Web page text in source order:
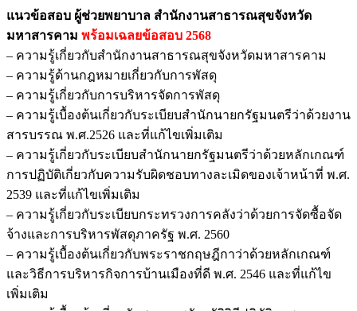
แนวข้อสอบ ผู้ช่วยพยาบาล สำนักงานสาธารณสุขจังหวัด
มหาสารคาม พร้อมเฉลยข้อสอบ 2568
– ความรู้เกี่ยวกับสำนักงานสาธารณสุขจังหวัดมหาสารคาม
– ความรู้ด้านกฎหมายเกี่ยวกับการพัสดุ
– ความรู้เกี่ยวกับการบริหารจัดการพัสดุ
– ความรู้เบื้องต้นเกี่ยวกับระเบียบสำนักนายกรัฐมนตรีว่าด้วยงาน
สารบรรณ พ.ศ.2526 และที่แก้ไขเพิ่มเติม
– ความรู้เกี่ยวกับระเบียบสำนักนายกรัฐมนตรีว่าด้วยหลักเกณฑ์
การปฏิบัติเกี่ยวกับความรับผิดชอบทางละเมิดของเจ้าหน้าที่ พ.ศ.
2539 และที่แก้ไขเพิ่มเติม
– ความรู้เกี่ยวกับระเบียบกระทรวงการคลังว่าด้วยการจัดซื้อจัด
จ้างและการบริหารพัสดุภาครัฐ พ.ศ. 2560
– ความรู้เบื้องต้นเกี่ยวกับพระราชกฤษฎีกาว่าด้วยหลักเกณฑ์
และวิธีการบริหารกิจการบ้านเมืองที่ดี พ.ศ. 2546 และที่แก้ไข
เพิ่มเติม